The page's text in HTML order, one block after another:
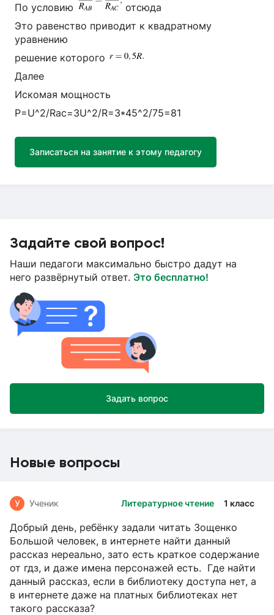
По условию
отсюда
Это равенство приводит к квадратному
уравнению
решение которого
Далее
Искомая мощность
P=U^2/Rac=3U^2/R=3*45^2/75=81
Записаться на занятие к этому педагогу
Задайте свой вопрос!
Наши педагоги максимально быстро дадут на
него развёрнутый ответ. Это бесплатно!
Задать вопрос
Новые вопросы
Литературное чтение 1 класс
У Ученик
Добрый день, ребёнку задали читать Зощенко
Большой человек, в интернете найти данный
рассказ нереально, зато есть краткое содержание
от гдз, и даже имена персонажей есть. Где найти
данный рассказ, если в библиотеку доступа нет, а
в интернете даже на платных библиотеках нет
такого рассказа?